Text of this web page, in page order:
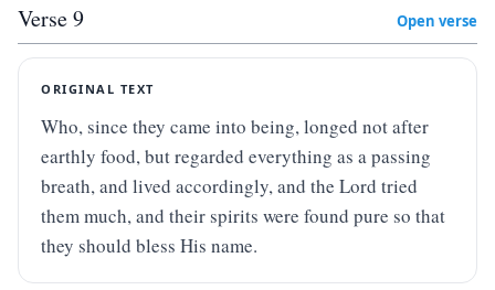
Verse9 Open verse
ORIGINAL TEXT
Who, since they came into being, longed not after
earthly food, but regarded everything as a passing
breath, and lived accordingly, and the Lord tried
them much, and their spirits were found pure so that
they should bless His name.